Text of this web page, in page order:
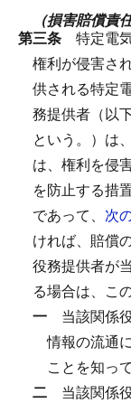
（損害賠償責
第三条 特定電
権利が侵害さ
供される特定
務提供者（以
という。）は
は、権利を侵
を防止する措
であって、 次
ければ、賠償
役務提供者が
る場合は、こ
一 当該関係
情報の流通
ことを知っ
二 当該関係